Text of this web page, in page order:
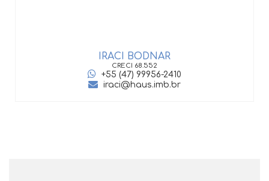
IRACI BODNAR
CRECI 68.552
+55 (47) 99956-2410
iraci@haus.imb.br